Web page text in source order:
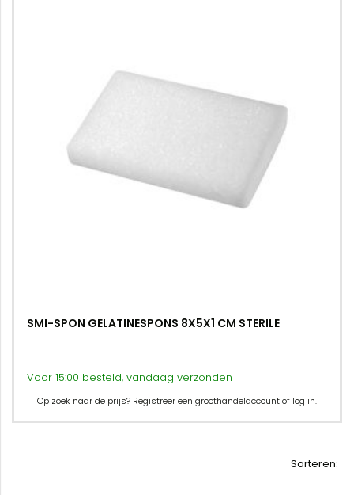
SMI-SPON GELATINESPONS 8X5X1 CM STERILE
Voor 15:00 besteld, vandaag verzonden
Op zoek naar de prijs? Registreer een groothandelaccount of log in.
Sorteren: